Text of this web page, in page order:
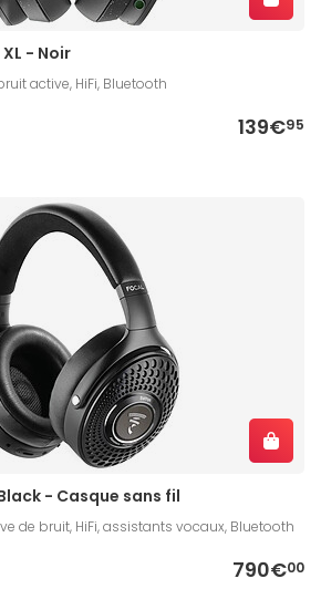
- Noir
active, HiFi, Bluetooth
139€95
- Casque sans fil
de bruit, HiFi, assistants vocaux, Bluetooth
790€00